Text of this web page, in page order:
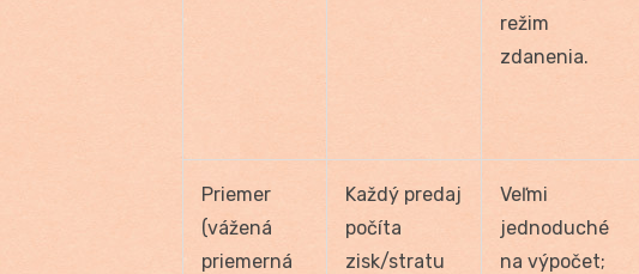
režim
zdanenia.
Priemer
(vážená
priemerná
Každý predaj
počíta
zisk/stratu
Veľmi
jednoduché
na výpočet;